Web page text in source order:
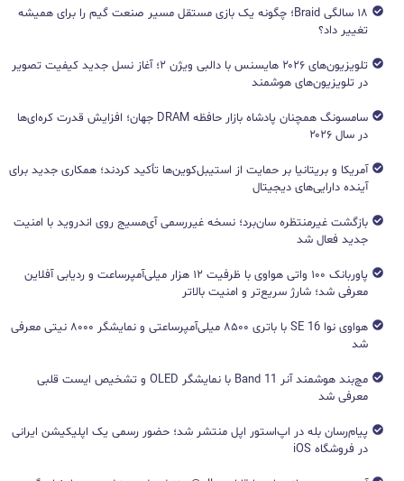
۱۸ سالگی Braid؛ چگونه یک بازی مستقل مسیر صنعت گیم را برای همیشه
تغییر داد؟
تلویزیون‌های ۲۰۲۶ هایسنس با دالبی ویژن ۲؛ آغاز نسل جدید کیفیت تصویر
در تلویزیون‌های هوشمند
سامسونگ همچنان پادشاه بازار حافظه DRAM جهان؛ افزایش قدرت کره‌ای‌ها
در سال ۲۰۲۶
آمریکا و بریتانیا بر حمایت از استیبل‌کوین‌ها تأکید کردند؛ همکاری جدید برای
آینده دارایی‌های دیجیتال
بازگشت غیرمنتظره سان‌برد؛ نسخه غیررسمی آی‌مسیج روی اندروید با امنیت
جدید فعال شد
پاوربانک ۱۰۰ واتی هواوی با ظرفیت ۱۲ هزار میلی‌آمپرساعت و ردیابی آفلاین
معرفی شد؛ شارژ سریع‌تر و امنیت بالاتر
هواوی نوا 16 SE با باتری ۸۵۰۰ میلی‌آمپرساعتی و نمایشگر ۸۰۰۰ نیتی معرفی
شد
مچ‌بند هوشمند آنر Band 11 با نمایشگر OLED و تشخیص ایست قلبی
معرفی شد
پیام‌رسان بله در اپ‌استور اپل منتشر شد؛ حضور رسمی یک اپلیکیشن ایرانی
در فروشگاه iOS